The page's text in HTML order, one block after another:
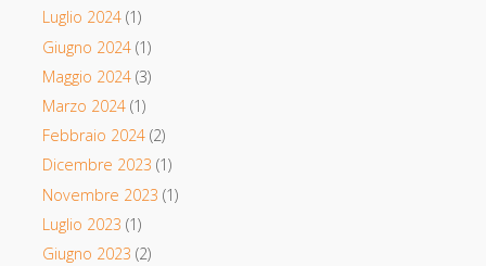
Luglio 2024(1)
Giugno 2024(1)
Maggio 2024(3)
Marzo 2024(1)
Febbraio 2024(2)
Dicembre 2023 (1)
Novembre 2023 (1)
Luglio 2023 (1)
Giugno 2023 (2)